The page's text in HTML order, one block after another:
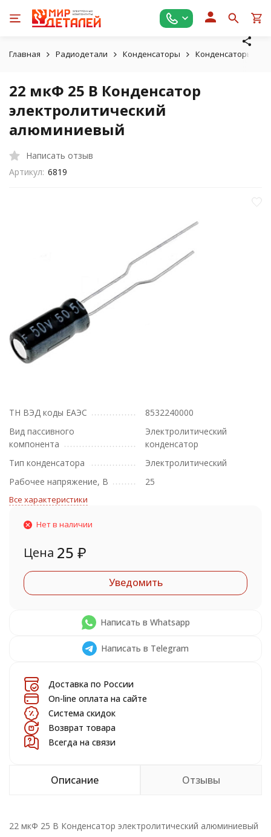
Главная Радиодетали Конденсаторы Конденсаторы
22 мкФ 25 В Конденсатор
электролитический
алюминиевый
Написать отзыв
Артикул: 6819
ТН ВЭД коды ЕАЭС
8532240000
Вид пассивного
компонента
Электролитический
конденсатор
Тип конденсатора
Электролитический
Рабочее напряжение, В
25
Все характеристики
Нет в наличии
Цена 25 ₽
Уведомить
Написать в Whatsapp
Написать в Telegram
Доставка по России
On-line оплата на сайте
Система скидок
Возврат товара
Всегда на связи
Описание Отзывы
22 мкФ 25 В Конденсатор электролитический алюминиевый